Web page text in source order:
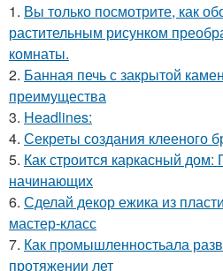
1. Вы только посмотрите, как
растительным рисунком
комнаты.
2. Банная печь с закрытой
преимущества
3. Headlines:
4. Секреты создания клееного
5. Как строится каркасный
начинающих
6. Сделай декор ежика из
мастер-класс
7. Как промышленностьала
протяжении лет